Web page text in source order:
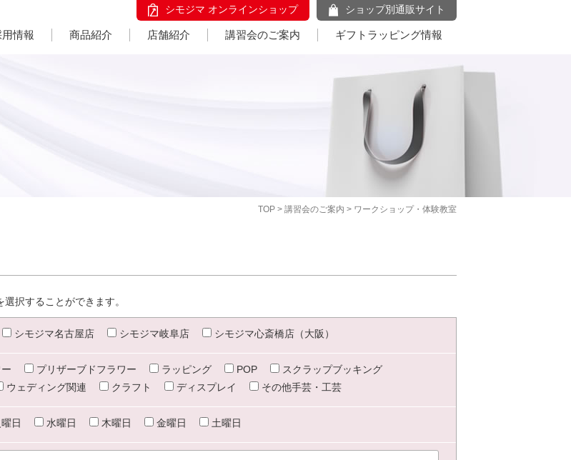
シモジマ オンラインショップ ショップ別通販サイト
情報 商品紹介 店舗紹介 講習会のご案内 ギフトラッピング情報
TOP > 講習会のご案内 > ワークショップ・体験教室
択することができます。
シモジマ名古屋店 シモジマ岐阜店 シモジマ心斎橋店（大阪）
プリザーブドフラワー ラッピング POP
スクラップブッキング
ウェディング関連 クラフト ディスプレイ その他手芸・工芸
日 水曜日 木曜日 金曜日 土曜日